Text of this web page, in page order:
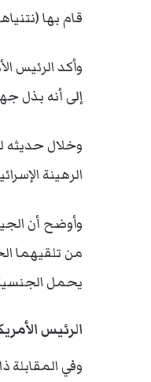
قام بها
وأكد الرئيس
إلى أنه بذل
وخلال حديثه
الرهينة
وأوضح أن
من تلقيهما
يحمل
الرئيس
وفي المقابلة